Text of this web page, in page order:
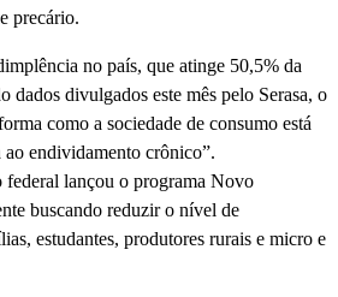
precário.
no país, que atinge 50,5% da
dados divulgados este mês pelo Serasa, o
como a sociedade de consumo está
endividamento crônico”.
federal lançou o programa Novo
buscando reduzir o nível de
estudantes, produtores rurais e micro e